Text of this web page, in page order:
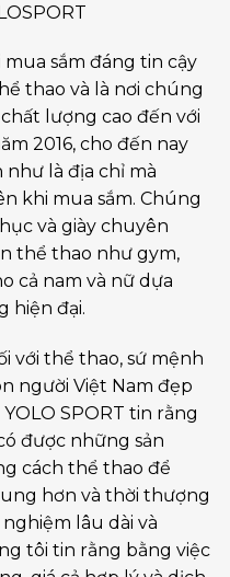
mua sắm đáng tin cậy
thao và là nơi chúng
lượng cao đến với
2016, cho đến nay
như là địa chỉ mà
khi mua sắm. Chúng
và giày chuyên
thể thao như gym,
cả nam và nữ dựa
hiện đại.
với thể thao, sứ mệnh
người Việt Nam đẹp
SPORT tin rằng
được những sản
cách thể thao để
hơn và thời thượng
lâu dài và
tôi tin rằng bằng việc